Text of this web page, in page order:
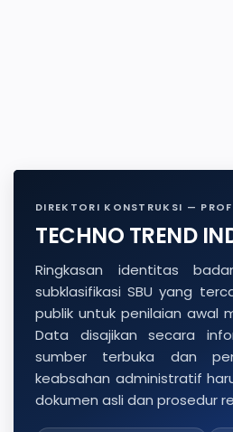
DIREKTORI KONSTRUKSI —
TECHNO TREND
Ringkasan identitas
subklasifikasi SBU yang
publik untuk penilaian awal
Data disajikan secara
sumber terbuka dan
keabsahan administratif
dokumen asli dan prosedur